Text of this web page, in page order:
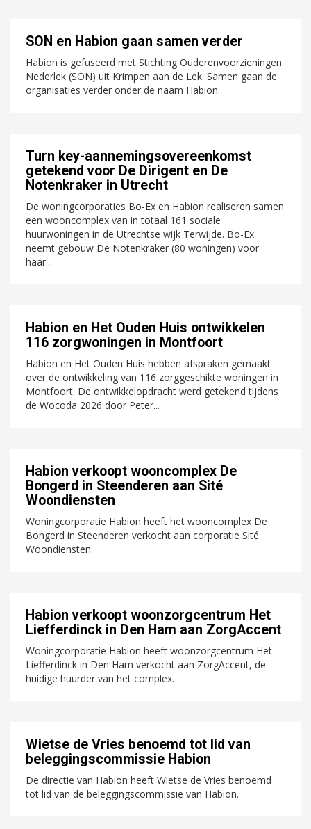
SON en Habion gaan samen verder
Habion is gefuseerd met Stichting Ouderenvoorzieningen
Nederlek (SON) uit Krimpen aan de Lek. Samen gaan de
organisaties verder onder de naam Habion.
Turn key-aannemingsovereenkomst
getekend voor De Dirigent en De
Notenkraker in Utrecht
De woningcorporaties Bo-Ex en Habion realiseren samen
een wooncomplex van in totaal 161 sociale
huurwoningen in de Utrechtse wijk Terwijde. Bo-Ex
neemt gebouw De Notenkraker (80 woningen) voor
haar...
Habion en Het Ouden Huis ontwikkelen
116 zorgwoningen in Montfoort
Habion en Het Ouden Huis hebben afspraken gemaakt
over de ontwikkeling van 116 zorggeschikte woningen in
Montfoort. De ontwikkelopdracht werd getekend tijdens
de Wocoda 2026 door Peter...
Habion verkoopt wooncomplex De
Bongerd in Steenderen aan Sité
Woondiensten
Woningcorporatie Habion heeft het wooncomplex De
Bongerd in Steenderen verkocht aan corporatie Sité
Woondiensten.
Habion verkoopt woonzorgcentrum Het
Liefferdinck in Den Ham aan ZorgAccent
Woningcorporatie Habion heeft woonzorgcentrum Het
Liefferdinck in Den Ham verkocht aan ZorgAccent, de
huidige huurder van het complex.
Wietse de Vries benoemd tot lid van
beleggingscommissie Habion
De directie van Habion heeft Wietse de Vries benoemd
tot lid van de beleggingscommissie van Habion.